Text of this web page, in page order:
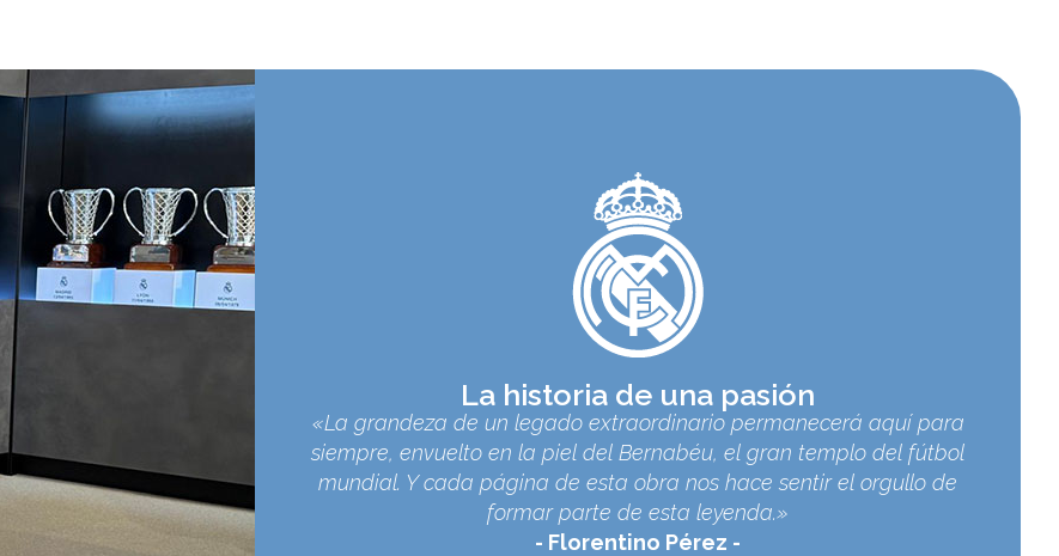
La historia de una pasión
«La grandeza de un legado extraordinario permanecerá aquí para
siempre, envuelto en la piel del Bernabéu, el gran templo del fútbol
mundial. Y cada página de esta obra nos hace sentir el orgullo de
formar parte de esta leyenda.»
Florentino Pérez